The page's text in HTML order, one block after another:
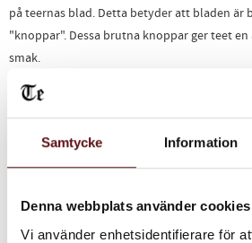
Samtycke Information
Denna webbplats använder cookies
Vi använder enhetsidentifierare för
på teernas blad. Detta betyder att bladen är
"knoppar". Dessa brutna knoppar ger teet
smak.
Ingredienser
Relaterade produkter